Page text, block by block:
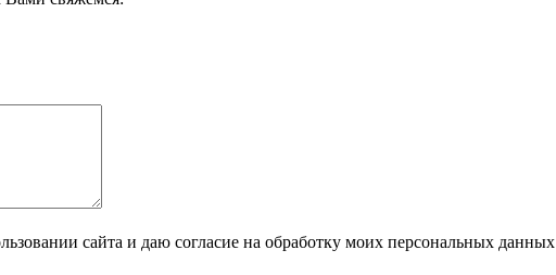
сайта и даю согласие на обработку моих персональных данных